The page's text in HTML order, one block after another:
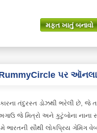
મફત ખાતું બનાવો
પર
તંદુરસ્ત ડોઝથી ભરેલી છે,
જે મિત્રો અને કુટુંબોના નાના
ભારતની સૌથી લોકપ્રિય ગેમિંગ